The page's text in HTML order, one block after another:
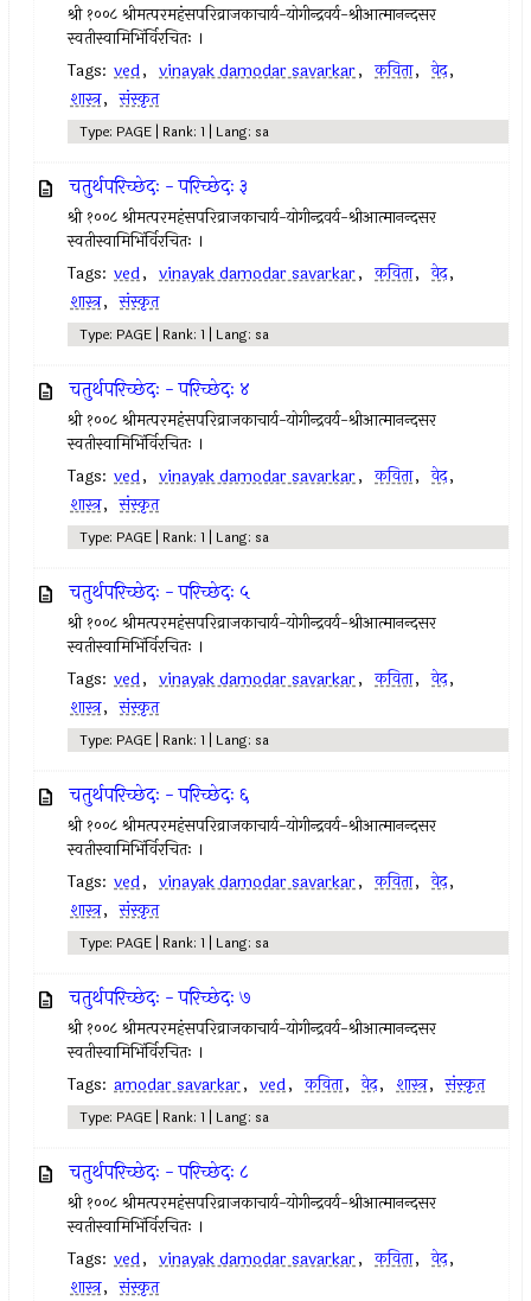
श्री १००८ श्रीमत्परमहंसपरिव्राजकाचार्य-योगीन्द्रवर्य-श्रीआत्मानन्दसर
स्वतीस्वामिभिंर्विरचितः ।
Tags: ved, vinayak damodar savarkar, कविता, वेद,
शास्त्र, संस्कृत
Type: PAGE | Rank: 1 | Lang: sa
चतुर्थपरिच्छेदः - परिच्छेदः ३
श्री १००८ श्रीमत्परमहंसपरिव्राजकाचार्य-योगीन्द्रवर्य-श्रीआत्मानन्दसर
स्वतीस्वामिभिंर्विरचितः ।
Tags: ved, vinayak damodar savarkar, कविता, वेद,
शास्त्र, संस्कृत
Type: PAGE | Rank: 1 | Lang: sa
चतुर्थपरिच्छेदः - परिच्छेदः ४
श्री १००८ श्रीमत्परमहंसपरिव्राजकाचार्य-योगीन्द्रवर्य-श्रीआत्मानन्दसर
स्वतीस्वामिभिंर्विरचितः ।
Tags: ved, vinayak damodar savarkar, कविता, वेद,
शास्त्र, संस्कृत
Type: PAGE | Rank: 1 | Lang: sa
चतुर्थपरिच्छेदः - परिच्छेदः ५
श्री १००८ श्रीमत्परमहंसपरिव्राजकाचार्य-योगीन्द्रवर्य-श्रीआत्मानन्दसर
स्वतीस्वामिभिंर्विरचितः ।
Tags: ved, vinayak damodar savarkar, कविता, वेद,
शास्त्र, संस्कृत
Type: PAGE | Rank: 1 | Lang: sa
चतुर्थपरिच्छेदः - परिच्छेदः ६
श्री १००८ श्रीमत्परमहंसपरिव्राजकाचार्य-योगीन्द्रवर्य-श्रीआत्मानन्दसर
स्वतीस्वामिभिंर्विरचितः ।
Tags: ved, vinayak damodar savarkar, कविता, वेद,
शास्त्र, संस्कृत
Type: PAGE | Rank: 1 | Lang: sa
चतुर्थपरिच्छेदः - परिच्छेदः ७
श्री १००८ श्रीमत्परमहंसपरिव्राजकाचार्य-योगीन्द्रवर्य-श्रीआत्मानन्दसर
स्वतीस्वामिभिंर्विरचितः ।
Tags: amodar savarkar, ved, कविता, वेद, शास्त्र, संस्कृत
Type: PAGE | Rank: 1 | Lang: sa
चतुर्थपरिच्छेदः - परिच्छेदः ८
श्री १००८ श्रीमत्परमहंसपरिव्राजकाचार्य-योगीन्द्रवर्य-श्रीआत्मानन्दसर
स्वतीस्वामिभिंर्विरचितः ।
Tags: ved, vinayak damodar savarkar, कविता, वेद,
शास्त्र, संस्कृत